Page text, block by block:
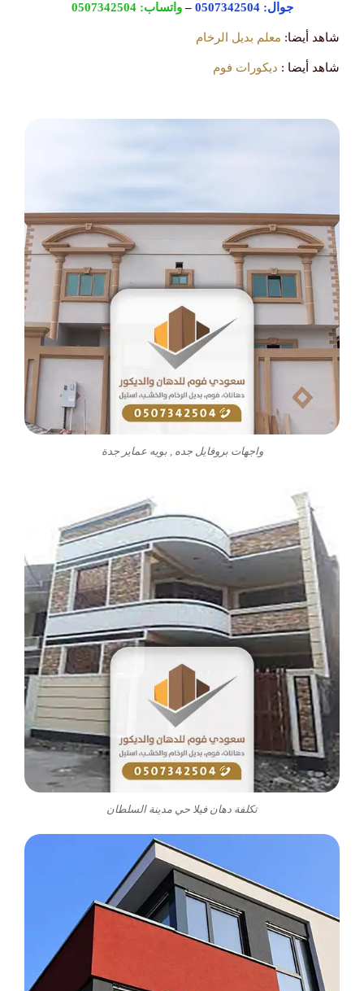
جوال:0507342504
–واتساب:0507342504
شاهد أيضا: معلم بديل الرخام
شاهد أيضا : ديكورات فوم
واجهات بروفايل جده , بويه عماير جدة
تكلفة دهان فيلا حي مدينة السلطان